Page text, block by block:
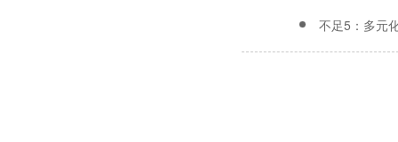
不足5：多元